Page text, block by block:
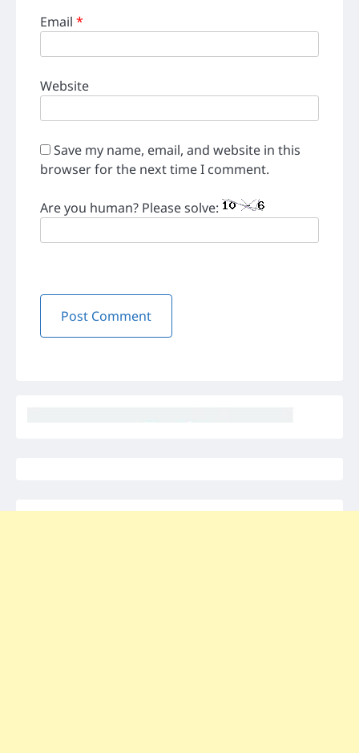
Email *
Website
Save my name, email, and website in this
browser for the next time I comment.
Are you human? Please solve: